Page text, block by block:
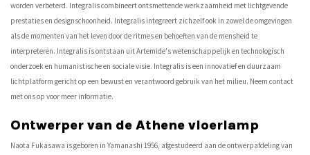
worden verbeterd. Integralis combineert ontsmettende werkzaamheid met lichtgevende
prestaties en designschoonheid. Integralis integreert zichzelf ook in zowel de omgevingen
als de momenten van het leven door de ritmes en behoeften van de mensheid te
interpreteren. Integralis is ontstaan ​​uit Artemide's wetenschappelijk en technologisch
onderzoek en humanistische en sociale visie. Integralis is een innovatief en duurzaam
lichtplatform gericht op een bewust en verantwoord gebruik van het milieu. Neem contact
met ons op voor meer informatie.
Ontwerper van de Athene vloerlamp
Naota Fukasawa is geboren in Yamanashi 1956, afgestudeerd aan de ontwerpafdeling van